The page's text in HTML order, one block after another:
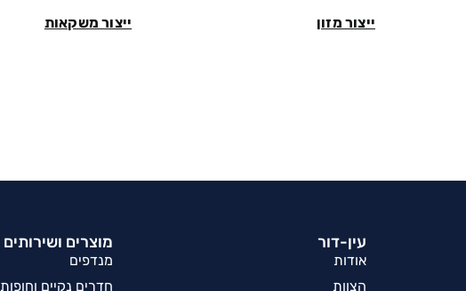
ייצור מזון ייצור משקאות
מוצרים ושירותים
מנדפים
חדרים נקיים וחופות
עין-דור
אודות
הצוות